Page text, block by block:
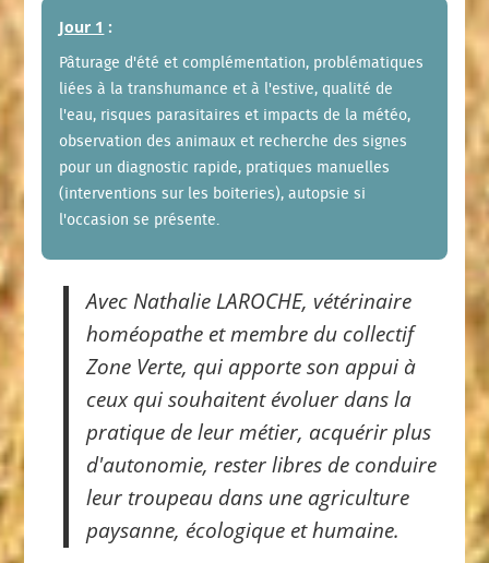
Jour 1 :
Pâturage d'été et complémentation, problématiques
liées à la transhumance et à l'estive, qualité de
l'eau, risques parasitaires et impacts de la météo,
observation des animaux et recherche des signes
pour un diagnostic rapide, pratiques manuelles
(interventions sur les boiteries), autopsie si
l'occasion se présente.
Avec Nathalie LAROCHE, vétérinaire
homéopathe et membre du collectif
Zone Verte, qui apporte son appui à
ceux qui souhaitent évoluer dans la
pratique de leur métier, acquérir plus
d'autonomie, rester libres de conduire
leur troupeau dans une agriculture
paysanne, écologique et humaine.